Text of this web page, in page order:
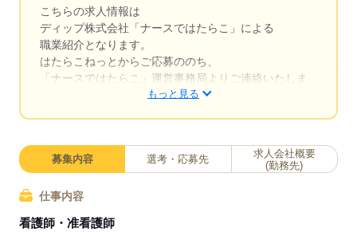
こちらの求人情報は
ディップ株式会社「ナースではたらこ」による
職業紹介となります。
はたらこねっとからご応募ののち、
「ナースではたらこ」運営事務局よりご連絡いたしま
求職中の看護師さんの転職を専任の
キャリアアドバイザーが入職まで無料でサポートいた
日本最大級の求人情報の中からぴったりな求人をご紹
もっと見る
募集内容 選考・応募先
求人会社概要
(勤務先)
仕事内容
看護師・准看護師